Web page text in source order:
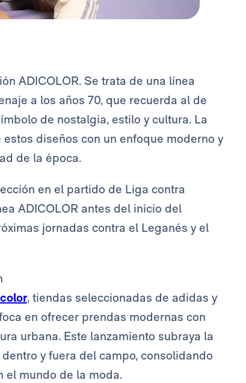
ADICOLOR. Se trata de una línea
a los años 70, que recuerda al de
de nostalgia, estilo y cultura. La
diseños con un enfoque moderno y
de la época.
en el partido de Liga contra
ADICOLOR antes del inicio del
jornadas contra el Leganés y el
, tiendas seleccionadas de adidas y
en ofrecer prendas modernas con
urbana. Este lanzamiento subraya la
y fuera del campo, consolidando
el mundo de la moda.